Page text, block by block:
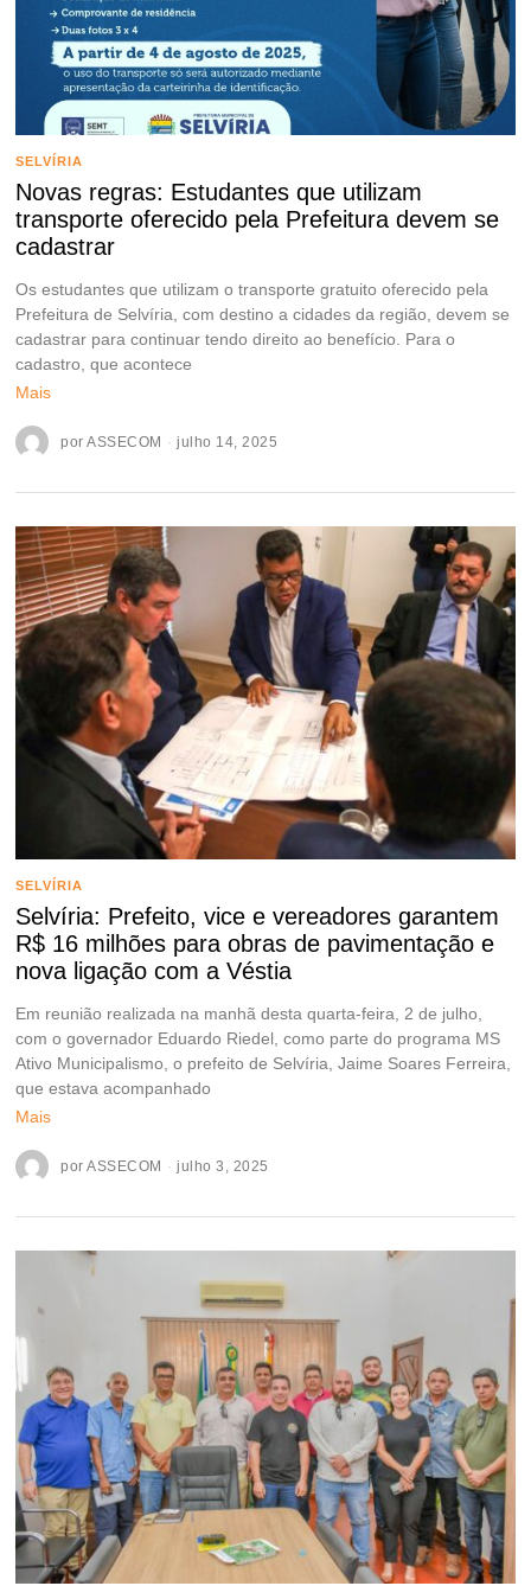
SELVÍRIA
Novas regras: Estudantes que utilizam
transporte oferecido pela Prefeitura devem se
cadastrar
Os estudantes que utilizam o transporte gratuito oferecido pela
Prefeitura de Selvíria, com destino a cidades da região, devem se
cadastrar para continuar tendo direito ao benefício. Para o
cadastro, que acontece
Mais
porASSECOM julho 14, 2025
SELVÍRIA
Selvíria: Prefeito, vice e vereadores garantem
R$ 16 milhões para obras de pavimentação e
nova ligação com a Véstia
Em reunião realizada na manhã desta quarta-feira, 2 de julho,
com o governador Eduardo Riedel, como parte do programa MS
Ativo Municipalismo, o prefeito de Selvíria, Jaime Soares Ferreira,
que estava acompanhado
Mais
porASSECOM julho 3, 2025